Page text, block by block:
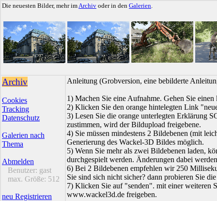
Die neuesten Bilder, mehr imArchiv oder in den Galerien.
Archiv
Cookies
Tracking
Datenschutz
Galerien nach
Thema
Abmelden
Benutzer: gast
max. Größe: 512
neu Registrieren
Anleitung (Grobversion, eine bebilderte
1) Machen Sie eine Aufnahme. Gehen Sie
2) Klicken Sie den orange hintelegten Link
3) Lesen Sie die orange unterlegten Erklärung
zustimmen, wird der Bildupload freigebene.
4) Sie müssen mindestens 2 Bildebenen (mit
Generierung des Wackel-3D Bildes möglich.
5) Wenn Sie mehr als zwei Bildebenen laden,
durchgespielt werden. Änderungen dabei
6) Bei 2 Bildebenen empfehlen wir 250
Sie sind sich nicht sicher? dann probieren Sie
7) Klicken Sie auf "senden". mit einer weiteren
www.wackel3d.de freigeben.